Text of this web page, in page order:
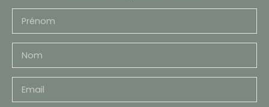
Prénom
Nom
Email